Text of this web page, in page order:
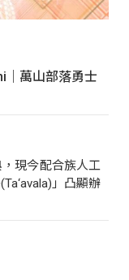
｜萬山部落勇士
現今配合族人工
」凸顯辦